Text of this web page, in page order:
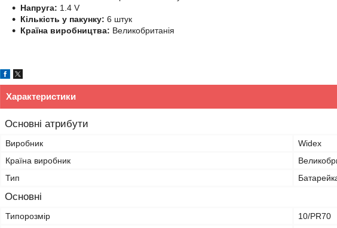
Напруга: 1.4 V
Кількість у пакунку: 6 штук
Країна виробництва: Великобританія
Характеристики
Основні атрибути
Виробник
Widex
Країна виробник
Тип
Основні
Типорозмір
10/PR70